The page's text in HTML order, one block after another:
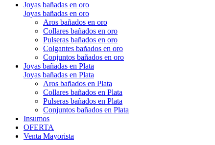
Joyas bañadas en oro
Joyas bañadas en oro
Aros bañados en oro
Collares bañados en oro
Pulseras bañados en oro
Colgantes bañados en oro
Conjuntos bañados en oro
Joyas bañadas en Plata
Joyas bañadas en Plata
Aros bañados en Plata
Collares bañados en Plata
Pulseras bañados en Plata
Conjuntos bañados en Plata
Insumos
OFERTA
Venta Mayorista